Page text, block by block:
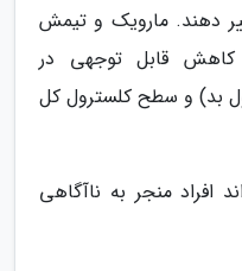
دهند. مارویک و تیمش
کاهش قابل توجهی در
بد) و سطح کلسترول کل
افراد منجر به ناآگاهی